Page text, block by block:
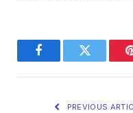
FacebookTwitter
PREVIOUS